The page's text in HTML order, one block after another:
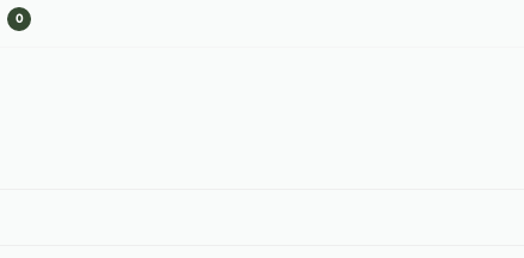
0